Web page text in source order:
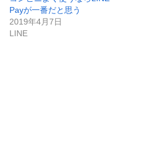
Payが一番だと思う
2019年4月7日
LINE